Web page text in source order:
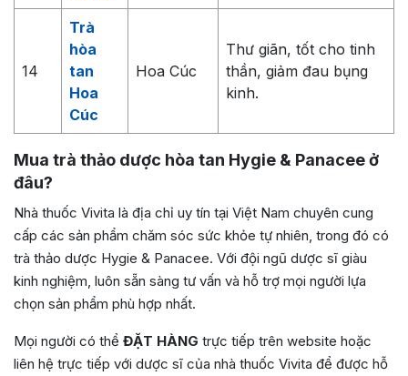
14
Trà
hòa
tan
Hoa
Cúc
Hoa Cúc
Thư giãn, tốt cho tinh
thần, giảm đau bụng
kinh.
Mua trà thảo dược hòa tan Hygie & Panacee ở
đâu?
Nhà thuốc Vivita là địa chỉ uy tín tại Việt Nam chuyên cung
cấp các sản phẩm chăm sóc sức khỏe tự nhiên, trong đó có
trà thảo dược Hygie & Panacee. Với đội ngũ dược sĩ giàu
kinh nghiệm, luôn sẵn sàng tư vấn và hỗ trợ mọi người lựa
chọn sản phẩm phù hợp nhất.
Mọi người có thể ĐẶT HÀNG trực tiếp trên website hoặc
liên hệ trực tiếp với dược sĩ của nhà thuốc Vivita để được hỗ